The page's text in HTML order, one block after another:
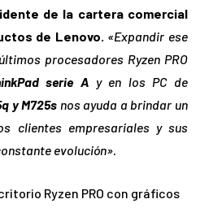
de la cartera comercial
de Lenovo. «Expandir ese
procesadores Ryzen PRO
serie A y en los PC de
y M725s nos ayuda a brindar un
clientes empresariales y sus
evolución».
Ryzen PRO con gráficos